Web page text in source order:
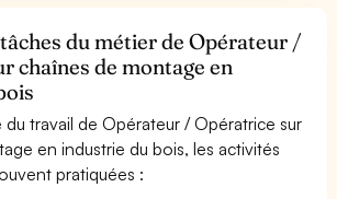
du métier de Opérateur /
chaînes de montage en
du travail de Opérateur / Opératrice sur
en industrie du bois, les activités
pratiquées :